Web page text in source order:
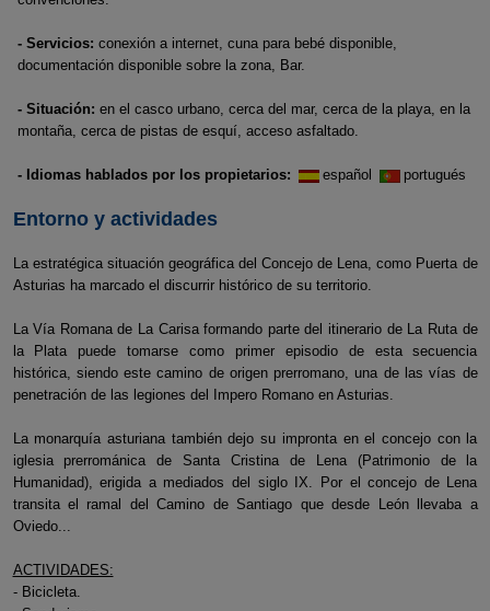
- Servicios: conexión a internet, cuna para bebé disponible,
documentación disponible sobre la zona, Bar.
- Situación: en el casco urbano, cerca del mar, cerca de la playa, en la
montaña, cerca de pistas de esquí, acceso asfaltado.
- Idiomas hablados por los propietarios: español portugués
Entorno y actividades
La estratégica situación geográfica del Concejo de Lena, como Puerta de
Asturias ha marcado el discurrir histórico de su territorio.
La Vía Romana de La Carisa formando parte del itinerario de La Ruta de
la Plata puede tomarse como primer episodio de esta secuencia
histórica, siendo este camino de origen prerromano, una de las vías de
penetración de las legiones del Impero Romano en Asturias.
La monarquía asturiana también dejo su impronta en el concejo con la
iglesia prerrománica de Santa Cristina de Lena (Patrimonio de la
Humanidad), erigida a mediados del siglo IX. Por el concejo de Lena
transita el ramal del Camino de Santiago que desde León llevaba a
Oviedo...
ACTIVIDADES:
- Bicicleta.